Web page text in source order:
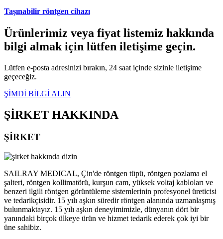
Taşınabilir röntgen cihazı
Ürünlerimiz veya fiyat listemiz hakkında
bilgi almak için lütfen iletişime geçin.
Lütfen e-posta adresinizi bırakın, 24 saat içinde sizinle iletişime
geçeceğiz.
ŞİMDİ BİLGİ ALIN
ŞİRKET HAKKINDA
ŞİRKET
SAILRAY MEDICAL, Çin'de röntgen tüpü, röntgen pozlama el
şalteri, röntgen kollimatörü, kurşun cam, yüksek voltaj kabloları ve
benzeri ilgili röntgen görüntüleme sistemlerinin profesyonel üreticisi
ve tedarikçisidir. 15 yılı aşkın süredir röntgen alanında uzmanlaşmış
bulunmaktayız. 15 yılı aşkın deneyimimizle, dünyanın dört bir
yanındaki birçok ülkeye ürün ve hizmet tedarik ederek çok iyi bir
üne sahibiz.